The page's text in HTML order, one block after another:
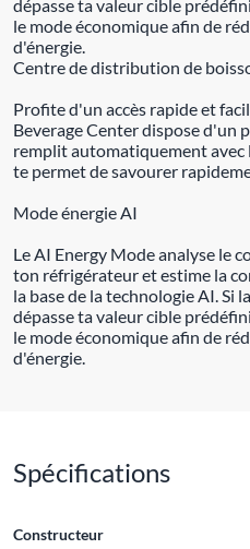
dépasse ta valeur cible
le mode économique afin de
d'énergie.
Centre de distribution de
Profite d'un accès rapide et
Beverage Center dispose d'un
remplit automatiquement avec
te permet de savourer
Mode énergie AI
Le AI Energy Mode analyse le
ton réfrigérateur et estime la
la base de la technologie AI. Si
dépasse ta valeur cible
le mode économique afin de
d'énergie.
Spécifications
Constructeur